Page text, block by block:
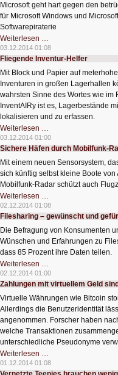
und
-
Microsoft geht hart gegen den
für Microsoft Windows und
Softwarepiraterie
Weiterlesen …
sperrt
50.000
Product
03.12.2014 01:08
Fliegende Inventur-Helfer
Mit Block und Papier auf
Inventuren in großen Lagerhallen
wahrsten Sinne des Wortes wie im
InventAIRy ist es, Lagerbestände
lokalisieren und zu erfassen.
Weiterlesen …
Inventur-
Helfer
03.12.2014 01:00
Sichere Häfen durch Mobilfunk-
Mit einem neuen Sensorsystem,
sich künftig selbst kleine Boote
Mobilfunk-Radar schützt auch
Weiterlesen …
Häfen
durch
Mobilfunk-
02.12.2014 01:08
Filesharing – gewünscht und
Die Befragung von Konsumenten
Wünschen und Erfahrungen zu
dass 85 Prozent ihre Daten teilen.
Weiterlesen …
–
gewünscht
und
02.12.2014 01:00
Zahlungen mit virtuellem Geld
Virtuelle Währungen wie Bitcoin
Allerdings die Benutzeridentität
angenommen. Forscher haben
welche Transaktionen
unterschiedliche Pseudonyme
Weiterlesen …
mit
virtuellem
01.12.2014 01:08